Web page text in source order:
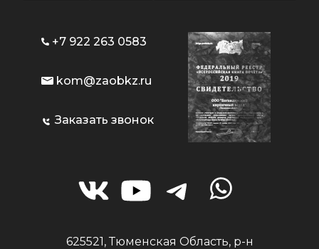
+7 922 263 0583
kom@zaobkz.ru
Заказать звонок
625521, Тюменская Область, р-н